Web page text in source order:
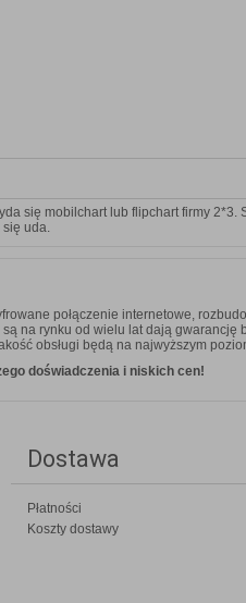
się mobilchart lub flipchart firmy
się uda.
połączenie internetowe,
na rynku od wielu lat dają
obsługi będą na najwyższym
doświadczenia i niskich cen!
Dostawa
Płatności
Koszty dostawy